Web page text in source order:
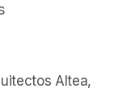
Altea,